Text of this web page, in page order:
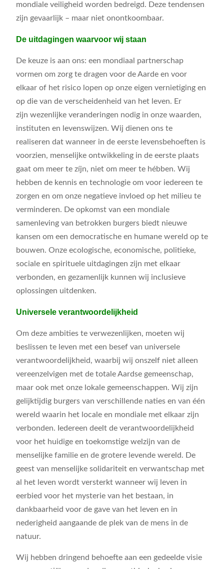
mondiale veiligheid worden bedreigd. Deze tendensen
zijn gevaarlijk – maar niet onontkoombaar.
De uitdagingen waarvoor wij staan
De keuze is aan ons: een mondiaal partnerschap
vormen om zorg te dragen voor de Aarde en voor
elkaar of het risico lopen op onze eigen vernietiging en
op die van de verscheidenheid van het leven. Er
zijn wezenlijke veranderingen nodig in onze waarden,
instituten en levenswijzen. Wij dienen ons te
realiseren dat wanneer in de eerste levensbehoeften is
voorzien, menselijke ontwikkeling in de eerste plaats
gaat om meer te zíjn, niet om meer te hébben. Wij
hebben de kennis en technologie om voor iedereen te
zorgen en om onze negatieve invloed op het milieu te
verminderen. De opkomst van een mondiale
samenleving van betrokken burgers biedt nieuwe
kansen om een democratische en humane wereld op te
bouwen. Onze ecologische, economische, politieke,
sociale en spirituele uitdagingen zijn met elkaar
verbonden, en gezamenlijk kunnen wij inclusieve
oplossingen uitdenken.
Universele verantwoordelijkheid
Om deze ambities te verwezenlijken, moeten wij
beslissen te leven met een besef van universele
verantwoordelijkheid, waarbij wij onszelf niet alleen
vereenzelvigen met de totale Aardse gemeenschap,
maar ook met onze lokale gemeenschappen. Wij zijn
gelijktijdig burgers van verschillende naties en van één
wereld waarin het locale en mondiale met elkaar zijn
verbonden. Iedereen deelt de verantwoordelijkheid
voor het huidige en toekomstige welzijn van de
menselijke familie en de grotere levende wereld. De
geest van menselijke solidariteit en verwantschap met
al het leven wordt versterkt wanneer wij leven in
eerbied voor het mysterie van het bestaan, in
dankbaarheid voor de gave van het leven en in
nederigheid aangaande de plek van de mens in de
natuur.
Wij hebben dringend behoefte aan een gedeelde visie